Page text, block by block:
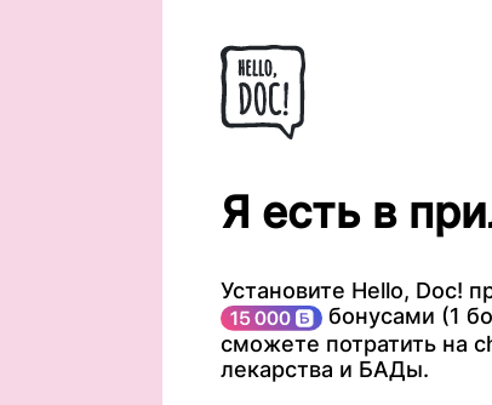
Я есть в
Установите Hello, Doc!
бонусами (1
сможете потратить на
лекарства и БАДы.